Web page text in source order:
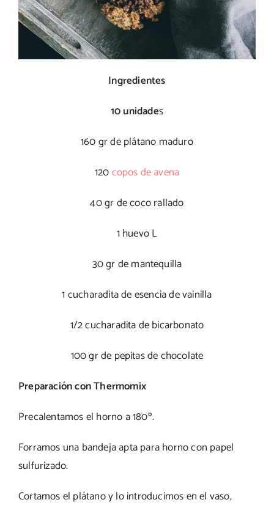
Ingredientes
10 unidades
160 gr de plátano maduro
120copos de avena
40 gr de coco rallado
1 huevo L
30 gr de mantequilla
1 cucharadita de esencia de vainilla
1/2 cucharadita de bicarbonato
100 gr de pepitas de chocolate
Preparación con Thermomix
Precalentamos el horno a 180º.
Forramos una bandeja apta para horno con papel
sulfurizado.
Cortamos el plátano y lo introducimos en el vaso,